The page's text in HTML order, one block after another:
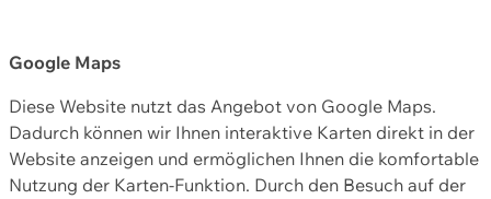
Google Maps
Diese Website nutzt das Angebot von Google Maps.
Dadurch können wir Ihnen interaktive Karten direkt in der
Website anzeigen und ermöglichen Ihnen die komfortable
Nutzung der Karten-Funktion. Durch den Besuch auf der